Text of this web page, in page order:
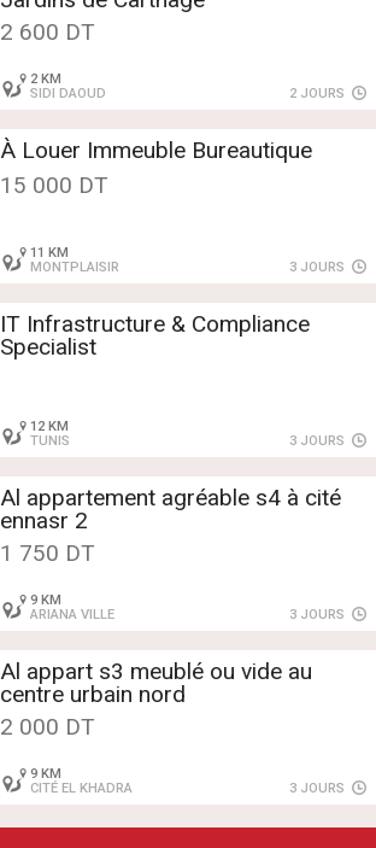
2 600 DT
2 KM
SIDI DAOUD
2 JOURS
À Louer Immeuble Bureautique
15 000 DT
11 KM
MONTPLAISIR
3 JOURS
IT Infrastructure & Compliance
Specialist
12 KM
TUNIS
3 JOURS
Al appartement agréable s4 à cité
ennasr 2
1 750 DT
9 KM
ARIANA VILLE
3 JOURS
Al appart s3 meublé ou vide au
centre urbain nord
2 000 DT
9 KM
CITÉ EL KHADRA
3 JOURS